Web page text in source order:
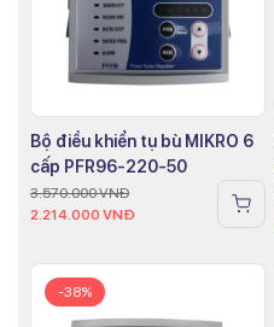
Bộ điều khiển tụ bù MIKRO 6
cấp PFR96-220-50
3.570.000VNĐ
2.214.000 VNĐ
-38%